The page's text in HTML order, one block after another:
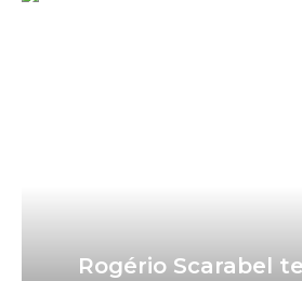
Rogério Scarabel